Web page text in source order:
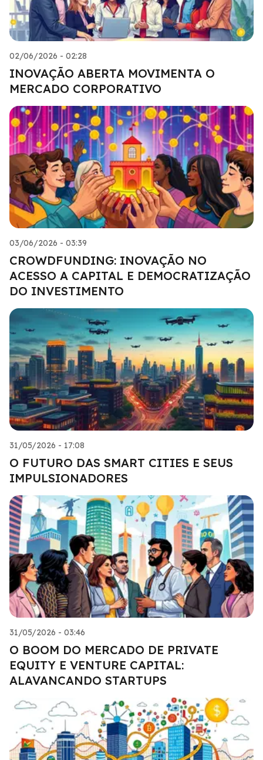
02/06/2026 - 02:28
INOVAÇÃO ABERTA MOVIMENTA O
MERCADO CORPORATIVO
03/06/2026 - 03:39
CROWDFUNDING: INOVAÇÃO NO
ACESSO A CAPITAL E DEMOCRATIZAÇÃO
DO INVESTIMENTO
31/05/2026 - 17:08
O FUTURO DAS SMART CITIES E SEUS
IMPULSIONADORES
31/05/2026 - 03:46
O BOOM DO MERCADO DE PRIVATE
EQUITY E VENTURE CAPITAL:
ALAVANCANDO STARTUPS